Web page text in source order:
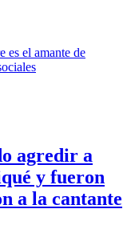
agredir a
y fueron
a la cantante